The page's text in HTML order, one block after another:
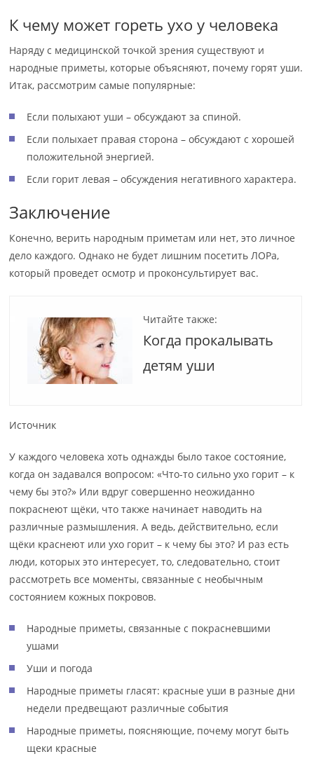
К чему может гореть ухо у человека
Наряду с медицинской точкой зрения существуют и
народные приметы, которые объясняют, почему горят уши.
Итак, рассмотрим самые популярные:
Если полыхают уши – обсуждают за спиной.
Если полыхает правая сторона – обсуждают с хорошей
положительной энергией.
Если горит левая – обсуждения негативного характера.
Заключение
Конечно, верить народным приметам или нет, это личное
дело каждого. Однако не будет лишним посетить ЛОРа,
который проведет осмотр и проконсультирует вас.
Читайте также:
Когда прокалывать
детям уши
Источник
У каждого человека хоть однажды было такое состояние,
когда он задавался вопросом: «Что-то сильно ухо горит – к
чему бы это?» Или вдруг совершенно неожиданно
покраснеют щёки, что также начинает наводить на
различные размышления. А ведь, действительно, если
щёки краснеют или ухо горит – к чему бы это? И раз есть
люди, которых это интересует, то, следовательно, стоит
рассмотреть все моменты, связанные с необычным
состоянием кожных покровов.
Народные приметы, связанные с покрасневшими
ушами
Уши и погода
Народные приметы гласят: красные уши в разные дни
недели предвещают различные события
Народные приметы, поясняющие, почему могут быть
щеки красные